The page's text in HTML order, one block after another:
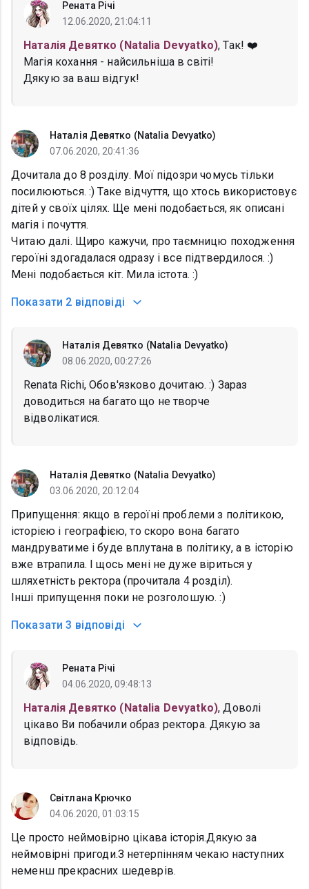
Рената Річі
12.06.2020, 21:04:11
Наталія Девятко (Natalia Devyatko), Так! ❤️
Магія кохання - найсильніша в світі!
Дякую за ваш відгук!
Наталія Девятко (Natalia Devyatko)
07.06.2020, 20:41:36
Дочитала до 8 розділу. Мої підозри чомусь тільки
посилюються. :) Таке відчуття, що хтось використовує
дітей у своїх цілях. Ще мені подобається, як описані
магія і почуття.
Читаю далі. Щиро кажучи, про таємницю походження
героїні здогадалася одразу і все підтвердилося. :)
Мені подобається кіт. Мила істота. :)
Показати 2 відповіді
Наталія Девятко (Natalia Devyatko)
08.06.2020, 00:27:26
Renata Richi, Обов'язково дочитаю. :) Зараз
доводиться на багато що не творче
відволікатися.
Наталія Девятко (Natalia Devyatko)
03.06.2020, 20:12:04
Припущення: якщо в героїні проблеми з політикою,
історією і географією, то скоро вона багато
мандруватиме і буде вплутана в політику, а в історію
вже втрапила. І щось мені не дуже віриться у
шляхетність ректора (прочитала 4 розділ).
Інші припущення поки не розголошую. :)
Показати 3 відповіді
Рената Річі
04.06.2020, 09:48:13
Наталія Девятко (Natalia Devyatko), Доволі
цікаво Ви побачили образ ректора. Дякую за
відповідь.
Світлана Крючко
04.06.2020, 01:03:15
Це просто неймовірно цікава історія.Дякую за
неймовірні пригоди.З нетерпінням чекаю наступних
неменш прекрасних шедеврів.